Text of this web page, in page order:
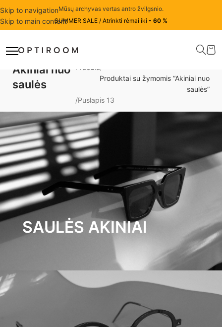
Skip to navigation
Skip to main content
Mūsų archyvas vertas antro žvilgsnio.
SUMMER SALE / Atrinkti rėmai iki - 60 %
Akiniai nuo
saulės
Produktai su žymomis “Akiniai nuo
saulės”
Puslapis 13
SAULĖS AKINIAI